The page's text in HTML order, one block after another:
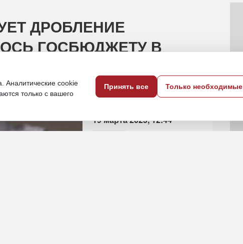
ДРОБЛЕНИЕ
ГОСБЮДЖЕТУ В
дело
19 марта 2025, 12:44
Аналитические cookie
только с вашего
Принять все Только необходимые